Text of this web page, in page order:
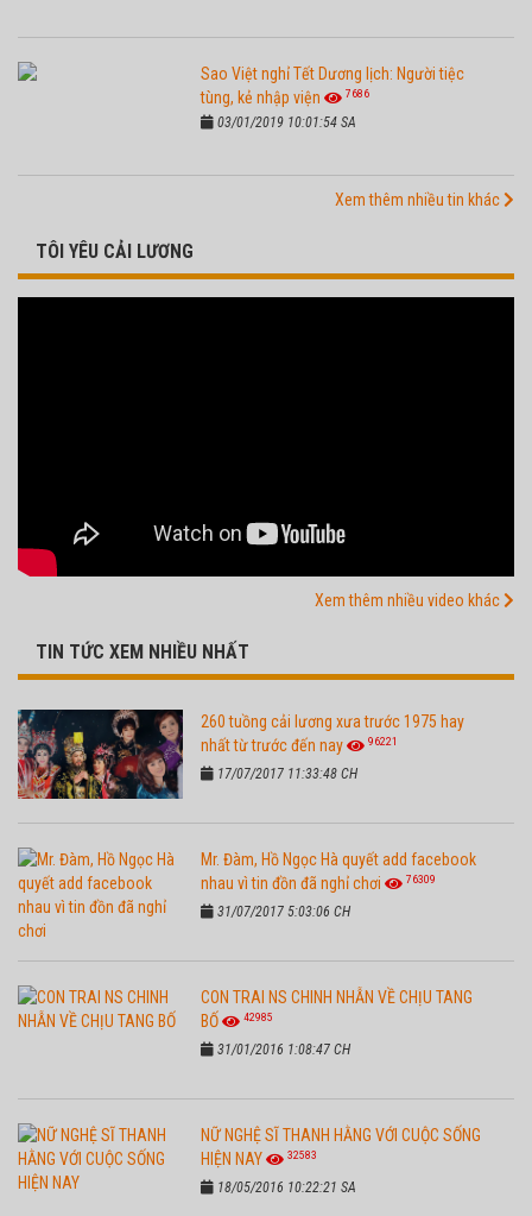
Sao Việt nghỉ Tết Dương lịch: Người tiệc
tùng, kẻ nhập viện
7686
03/01/2019 10:01:54 SA
Xem thêm nhiều tin khác
TÔI YÊU CẢI LƯƠNG
Xem thêm nhiều video khác
TIN TỨC XEM NHIỀU NHẤT
260 tuồng cải lương xưa trước 1975 hay
nhất từ trước đến nay
96221
17/07/2017 11:33:48 CH
Mr. Đàm, Hồ Ngọc Hà quyết add facebook
nhau vì tin đồn đã nghỉ chơi
76309
31/07/2017 5:03:06 CH
CON TRAI NS CHINH NHẪN VỀ CHỊU TANG
BỐ
42985
31/01/2016 1:08:47 CH
NỮ NGHỆ SĨ THANH HẰNG VỚI CUỘC SỐNG
HIỆN NAY
32583
18/05/2016 10:22:21 SA